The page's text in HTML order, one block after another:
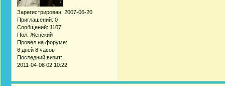
Зарегистрирован: 2007-06-20
Приглашений: 0
Сообщений: 1107
Пол: Женский
Провел на форуме:
6 дней 8 часов
Последний визит:
2011-04-08 02:10:22